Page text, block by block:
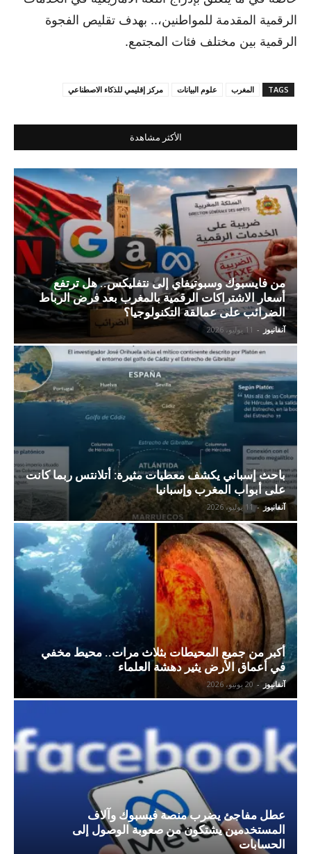
الرقمية المقدمة للمواطنين،.. بهدف تقليص الفجوة
الرقمية بين مختلف فئات المجتمع.
TAGS المغرب علوم البيانات مركز إقليمي للذكاء الاصطناعي
الأكثر مشاهدة
من فايسبوك وسبوتيفاي إلى نتفليكس.. هل ترتفع
أسعار الاشتراكات الرقمية بالمغرب بعد فرض الرباط
الضرائب على عمالقة التكنولوجيا؟
آنفانيوز - 11 يوليو، 2026
باحث إسباني يكشف معطيات مثيرة: أتلانتس ربما كانت
على أبواب المغرب وإسبانيا
آنفانيوز - 11 يوليو، 2026
أكبر من جميع المحيطات بثلاث مرات.. محيط مخفي
في أعماق الأرض يثير دهشة العلماء
آنفانيوز - 20 يونيو، 2026
عطل مفاجئ يضرب منصة فيسبوك وآلاف
المستخدمين يشتكون من صعوبة الوصول إلى
الحسابات